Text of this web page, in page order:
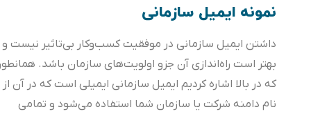
نمونه ایمیل سازمانی
داشتن ایمیل سازمانی در موفقیت کسب‌و‌کار بی‌تاثیر نیست و
بهتر است راه‌اندازی آن جزو اولویت‌های سازمان باشد. همانطور
که در بالا اشاره کردیم ایمیل سازمانی ایمیلی است که در آن از
نام دامنه شرکت یا سازمان شما استفاده می‌شود و تمامی